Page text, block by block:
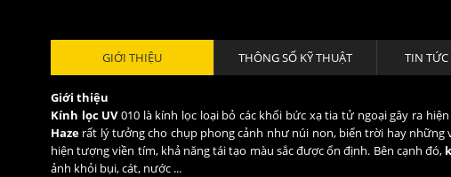
GIỚI THIỆU THÔNG SỐ KỸ THUẬT TIN
Giới thiệu
Kính lọc UV010 là kính lọc loại bỏ các khối bức xạ tia tử ngoại gây ra
Haze rất lý tưởng cho chụp phong cảnh như núi non, biển trời hay
hiện tượng viền tím, khả năng tái tạo màu sắc được ổn định. Bên cạnh đó,
ảnh khỏi bụi, cát, nước ...